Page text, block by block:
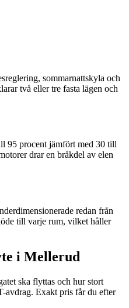
sommarnattskyla och
två eller tre fasta lägen och
95 procent jämfört med 30 till
drar en bråkdel av elen
redan från
till varje rum, vilket håller
i Mellerud
ska flyttas och hur stort
avdrag. Exakt pris får du efter